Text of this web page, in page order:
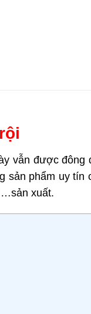
vẫn được
sản phẩm uy tín
xuất.